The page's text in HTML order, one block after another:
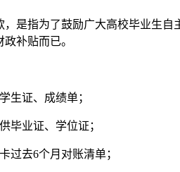
，是指为了鼓励广大高校毕业生
补贴而已。
生证、成绩单；
毕业证、学位证；
过去6个月对账清单；